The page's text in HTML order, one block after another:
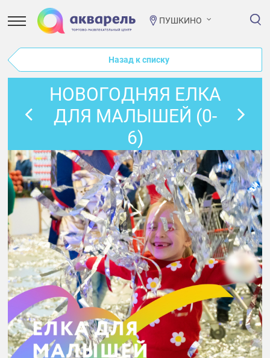
ПУШКИНО
Назад к списку
НОВОГОДНЯЯ ЕЛКА
ДЛЯ МАЛЫШЕЙ (0-
6)